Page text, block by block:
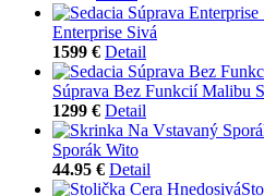
Enterprise Sivá
1599 € Detail
Súprava Bez Funkcií Malibu
1299 € Detail
Sporák Wito
44.95 € Detail